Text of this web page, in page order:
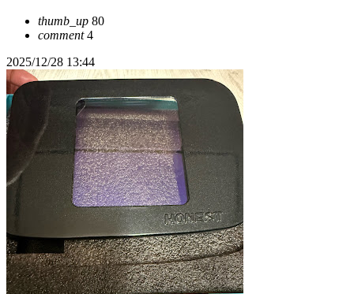
thumb_up 80
comment4
2025/12/28 13:44